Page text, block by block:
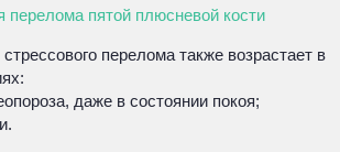
пятой плюсневой кости
перелома также возрастает в
даже в состоянии покоя;